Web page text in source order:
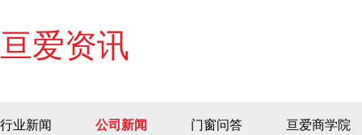
亘爱资讯
行业新闻 公司新闻 门窗问答 亘爱商学院